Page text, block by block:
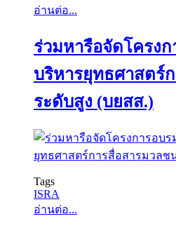
อ่านต่อ...
ร่วมหารือจัดโครง
บริหารยุทธศาสตร์
ระดับสูง (บยสส.)
Tags
ISRA
อ่านต่อ...